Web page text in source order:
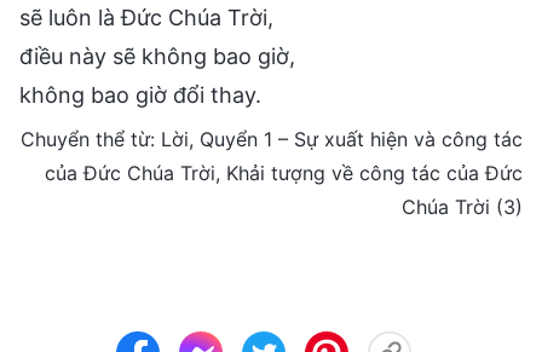
sẽ luôn là Đức Chúa Trời,
điều này sẽ không bao giờ,
không bao giờ đổi thay.
Chuyển thể từ: Lời, Quyển 1 – Sự xuất hiện và công tác
của Đức Chúa Trời, Khải tượng về công tác của Đức
Chúa Trời (3)